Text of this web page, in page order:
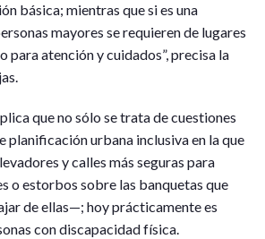
básica; mientras que si es una
mayores se requieren de lugares
para atención y cuidados”, precisa la
que no sólo se trata de cuestiones
planificación urbana inclusiva en la que
y calles más seguras para
o estorbos sobre las banquetas que
de ellas—; hoy prácticamente es
con discapacidad física.